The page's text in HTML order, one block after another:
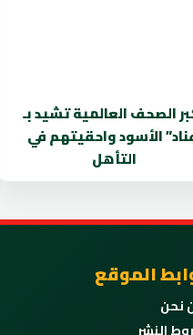
الصحف العالمية تشيد بـ
الأسود واحقيتهم في
التأهل
الموقع
نحن